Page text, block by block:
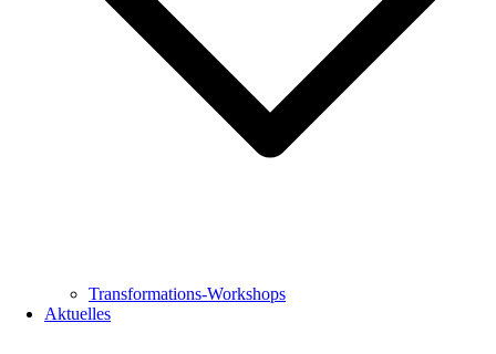
Transformations-Workshops
Aktuelles